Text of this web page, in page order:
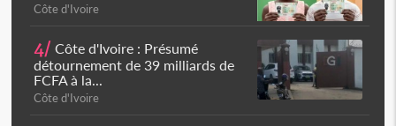
Côte d'Ivoire
4/ Côte d'Ivoire : Présumé
détournement de 39 milliards de
FCFA à la...
Côte d'Ivoire